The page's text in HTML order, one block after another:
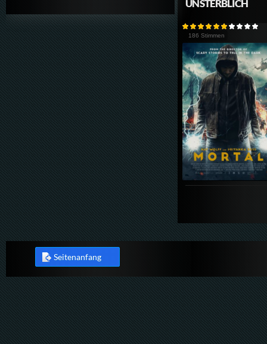
UNSTERBLICH
186 Stimmen
Seitenanfang